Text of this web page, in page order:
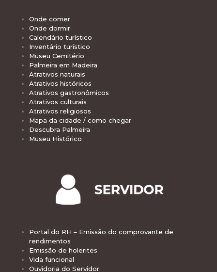
Onde comer
Onde dormir
Calendário turístico
Inventário turístico
Museu Cemitério
Palmeira em Madeira
Atrativos naturais
Atrativos históricos
Atrativos gastronômicos
Atrativos culturais
Atrativos religiosos
Mapa da cidade / como chegar
Descubra Palmeira
Museu Histórico
Portal do RH – Emissão do comprovante de
rendimentos
Emissão de holerites
Vida funcional
Ouvidoria do Servidor